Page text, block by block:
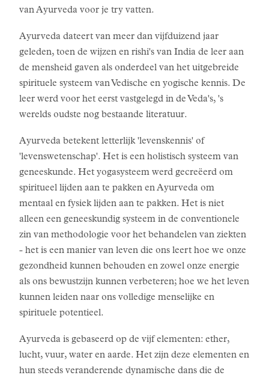
van Ayurveda voor je try vatten.
Ayurveda dateert van meer dan vijfduizend jaar
geleden, toen de wijzen en rishi's van India de leer aan
de mensheid gaven als onderdeel van het uitgebreide
spirituele systeem van Vedische en yogische kennis. De
leer werd voor het eerst vastgelegd in de Veda's, 's
werelds oudste nog bestaande literatuur.
Ayurveda betekent letterlijk 'levenskennis' of
'levenswetenschap'. Het is een holistisch systeem van
geneeskunde. Het yogasysteem werd gecreëerd om
spiritueel lijden aan te pakken en Ayurveda om
mentaal en fysiek lijden aan te pakken. Het is niet
alleen een geneeskundig systeem in de conventionele
zin van methodologie voor het behandelen van ziekten
- het is een manier van leven die ons leert hoe we onze
gezondheid kunnen behouden en zowel onze energie
als ons bewustzijn kunnen verbeteren; hoe we het leven
kunnen leiden naar ons volledige menselijke en
spirituele potentieel.
Ayurveda is gebaseerd op de vijf elementen: ether,
lucht, vuur, water en aarde. Het zijn deze elementen en
hun steeds veranderende dynamische dans die de